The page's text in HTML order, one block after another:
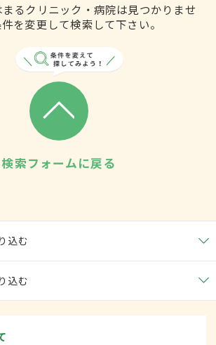
るクリニック・病院は見つかりませ
を変更して検索して下さい。
検索フォームに戻る
込む
込む